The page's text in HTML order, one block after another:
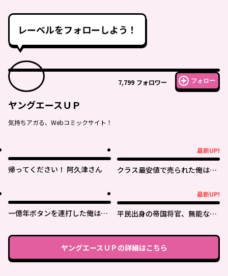
レーベルをフォローしよう！
7,799 フォロワー フォロー
ヤングエースＵＰ
気持ちアガる、Webコミックサイト！
帰ってください！ 阿久津さん
最新UP!
クラス最安値で売られた俺は、
一億年ボタンを連打した俺は、
落第剣士の学院無双～
最新UP!
平民出身の帝国将官、無能な貴
ヤングエースＵＰ の詳細はこちら